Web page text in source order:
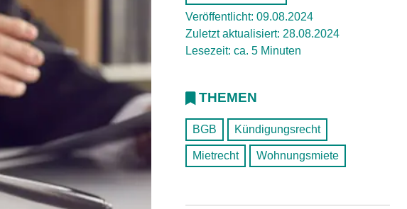
Veröffentlicht: 09.08.2024
Zuletzt aktualisiert: 28.08.2024
Lesezeit: ca. 5 Minuten
THEMEN
BGB Kündigungsrecht
Mietrecht Wohnungsmiete